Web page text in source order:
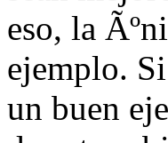
eso, la
ejemplo.
un buen